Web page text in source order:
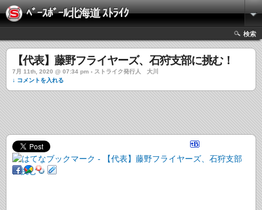
ﾍﾞｰｽﾎﾞｰﾙ北海道 ｽﾄﾗｲｸ
検索
【代表】藤野フライヤーズ、石狩支部に挑む！
7月 11th, 2020 @ 07:34 pm › ストライク発行人 大川
↓ コメントを入れる